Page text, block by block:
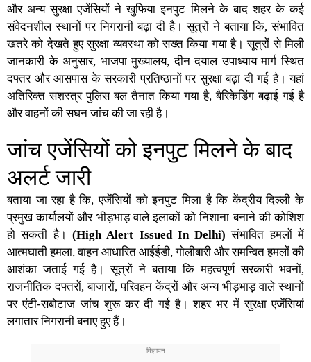
और अन्य सुरक्षा एजेंसियों ने खुफिया इनपुट मिलने के बाद शहर के कई
संवेदनशील स्थानों पर निगरानी बढ़ा दी है। सूत्रों ने बताया कि, संभावित
खतरे को देखते हुए सुरक्षा व्यवस्था को सख्त किया गया है। सूत्रों से मिली
जानकारी के अनुसार, भाजपा मुख्यालय, दीन दयाल उपाध्याय मार्ग स्थित
दफ्तर और आसपास के सरकारी प्रतिष्ठानों पर सुरक्षा बढ़ा दी गई है। यहां
अतिरिक्त सशस्त्र पुलिस बल तैनात किया गया है, बैरिकेडिंग बढ़ाई गई है
और वाहनों की सघन जांच की जा रही है।
जांच एजेंसियों को इनपुट मिलने के बाद
अलर्ट जारी
बताया जा रहा है कि, एजेंसियों को इनपुट मिला है कि केंद्रीय दिल्ली के
प्रमुख कार्यालयों और भीड़भाड़ वाले इलाकों को निशाना बनाने की कोशिश
हो सकती है। (High Alert Issued In Delhi) संभावित हमलों में
आत्मघाती हमला, वाहन आधारित आईईडी, गोलीबारी और समन्वित हमलों की
आशंका जताई गई है। सूत्रों ने बताया कि महत्वपूर्ण सरकारी भवनों,
राजनीतिक दफ्तरों, बाजारों, परिवहन केंद्रों और अन्य भीड़भाड़ वाले स्थानों
पर एंटी-सबोटाज जांच शुरू कर दी गई है। शहर भर में सुरक्षा एजेंसियां
लगातार निगरानी बनाए हुए हैं।